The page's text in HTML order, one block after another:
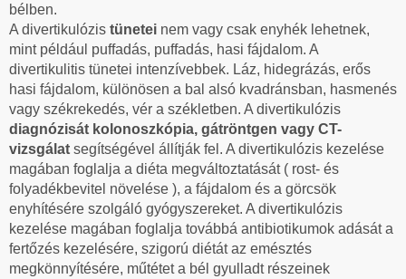
bélben.
A divertikulózis tünetei nem vagy csak enyhék lehetnek,
mint például puffadás, puffadás, hasi fájdalom. A
divertikulitis tünetei intenzívebbek. Láz, hidegrázás, erős
hasi fájdalom, különösen a bal alsó kvadránsban, hasmenés
vagy székrekedés, vér a székletben. A divertikulózis
diagnózisát kolonoszkópia, gátröntgen vagy CT-
vizsgálat segítségével állítják fel. A divertikulózis kezelése
magában foglalja a diéta megváltoztatását ( rost- és
folyadékbevitel növelése ), a fájdalom és a görcsök
enyhítésére szolgáló gyógyszereket. A divertikulózis
kezelése magában foglalja továbbá antibiotikumok adását a
fertőzés kezelésére, szigorú diétát az emésztés
megkönnyítésére, műtétet a bél gyulladt részeinek